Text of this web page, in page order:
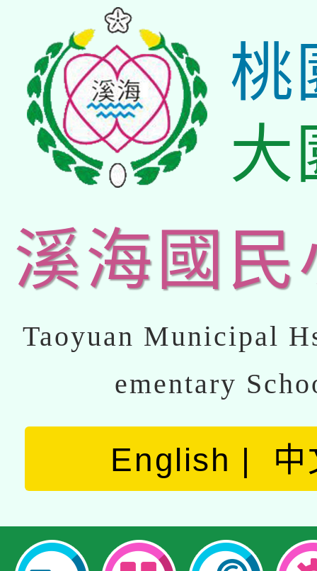
桃
大
溪海國民
Taoyuan Municipal
ementary
English 中